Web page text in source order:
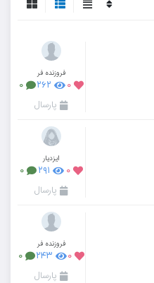
فروزنده فر
۰ ۲۶۲ ۰
پارسال
ایزدیار
۰ ۲۹۱ ۰
پارسال
فروزنده فر
۰ ۲۴۳ ۰
پارسال